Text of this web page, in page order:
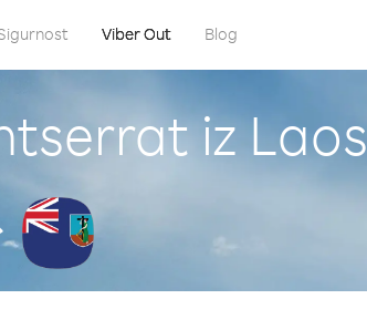
Viber Out Blog
iz Laos